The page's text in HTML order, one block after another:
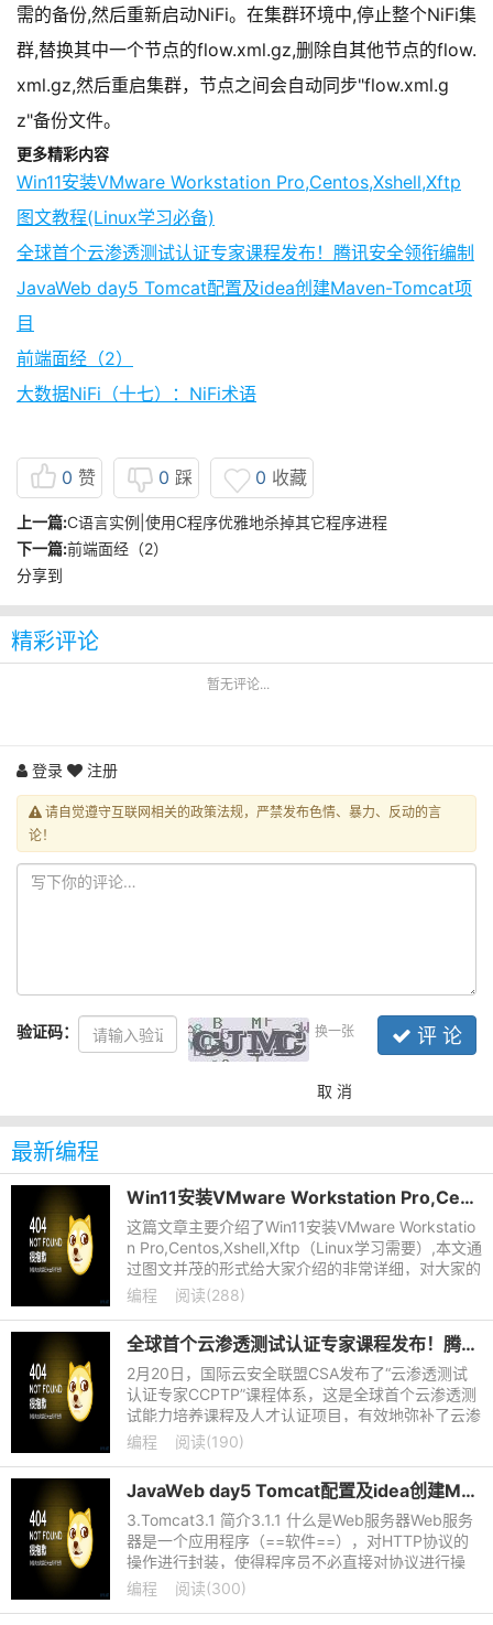
需的备份,然后重新启动NiFi。在集群环境中,停止整个NiFi集
群,替换其中一个节点的flow.xml.gz,删除自其他节点的flow.
xml.gz,然后重启集群，节点之间会自动同步"flow.xml.g
z"备份文件。
更多精彩内容
Win11安装VMware Workstation Pro,Centos,Xshell,Xftp
图文教程(Linux学习必备)
全球首个云渗透测试认证专家课程发布！腾讯安全领衔编制
JavaWeb day5 Tomcat配置及idea创建Maven-Tomcat项
目
前端面经（2）
大数据NiFi（十七）：NiFi术语
0 赞 0 踩 0 收藏
上一篇:C语言实例|使用C程序优雅地杀掉其它程序进程
下一篇:前端面经（2）
分享到
精彩评论
暂无评论...
登录 注册
请自觉遵守互联网相关的政策法规，严禁发布色情、暴力、反动的言
论！
验证码： 换一张 评 论
取 消
最新编程
Win11安装VMware Workstation Pro,Centos,Xshell,Xftp图文教程(Linux学习必备)
这篇文章主要介绍了Win11安装VMware Workstatio
n Pro,Centos,Xshell,Xftp（Linux学习需要）,本文通
过图文并茂的形式给大家介绍的非常详细，对大家的
学习或工作具有一定的参考借鉴价值，需要的朋友可
编程 阅读(288)
全球首个云渗透测试认证专家课程发布！腾讯安全领衔编制
2月20日，国际云安全联盟CSA发布了“云渗透测试
认证专家CCPTP”课程体系，这是全球首个云渗透测
试能力培养课程及人才认证项目，有效地弥补了云渗
透测试认知的差距和技能人才培养的空白。腾讯安全
编程 阅读(190)
JavaWeb day5 Tomcat配置及idea创建Maven-Tomcat项目
3.Tomcat3.1 简介3.1.1 什么是Web服务器Web服务
器是一个应用程序（==软件==），对HTTP协议的
操作进行封装，使得程序员不必直接对协议进行操
作，让Web开发更加便捷。主要功能是"提供网上信
编程 阅读(300)